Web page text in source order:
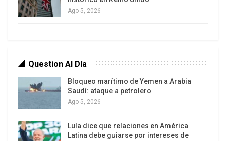
Resistencia han jurado lealtad a Mojtaba Jameneí,
Mandato a distancia: órdenes, mensajes y
Aunque no aparece en actos públicos, el nuevo
líder ha emitido al menos un mensaje escrito en el
responsables de la agresión contra Irán y reafirma
Ago 5, 2026
Question Al Día
Bloqueo marítimo de Yemen a Arabia
Saudí: ataque a petrolero
Ago 5, 2026
Lula dice que relaciones en América
Latina debe guiarse por intereses de